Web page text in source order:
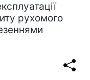
рухомого